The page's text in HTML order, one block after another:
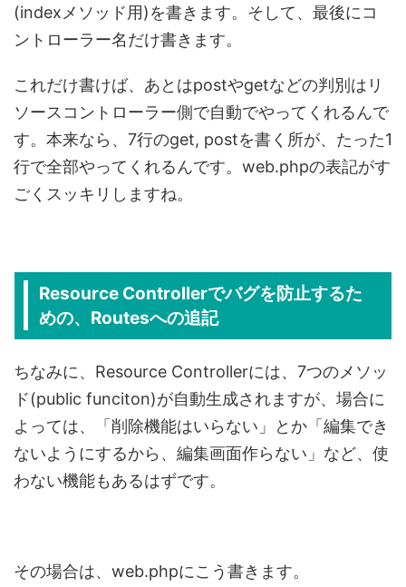
(indexメソッド用)を書きます。そして、最後にコ
ントローラー名だけ書きます。
これだけ書けば、あとはpostやgetなどの判別はリ
ソースコントローラー側で自動でやってくれるんで
す。本来なら、7行のget, postを書く所が、たった1
行で全部やってくれるんです。web.phpの表記がす
ごくスッキリしますね。
Resource Controllerでバグを防止するた
めの、Routesへの追記
ちなみに、Resource Controllerには、7つのメソッ
ド(public funciton)が自動生成されますが、場合に
よっては、「削除機能はいらない」とか「編集でき
ないようにするから、編集画面作らない」など、使
わない機能もあるはずです。
その場合は、web.phpにこう書きます。